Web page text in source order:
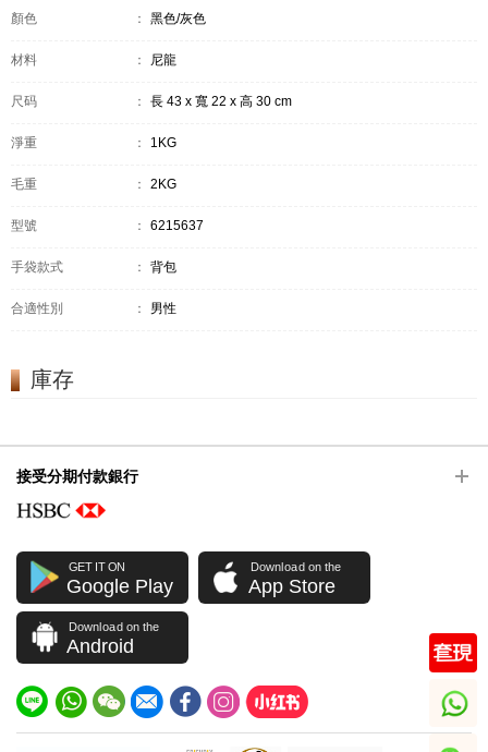
顏色 ： 黑色/灰色
材料 ： 尼龍
尺码 ： 長 43 x 寬 22 x 高 30 cm
淨重 ： 1KG
毛重 ： 2KG
型號 ： 6215637
手袋款式 ： 背包
合適性別 ： 男性
庫存
接受分期付款銀行
GET IT ON
Google Play
Download on the
App Store
Download on the
Android
whatsapp